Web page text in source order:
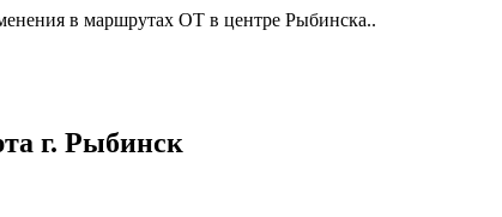
в маршрутах ОТ в центре Рыбинска..
г. Рыбинск